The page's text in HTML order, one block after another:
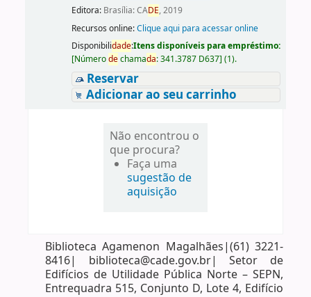
Editora: Brasília: CADE, 2019
Recursos online:Clique aqui para acessar online
Disponibilidade:Itens disponíveis para empréstimo:
[Númerodechamada:341.3787 D637] (1).
Reservar
Adicionar ao seu carrinho
Não encontrou o
que procura?
Faça uma
sugestão de
aquisição
Biblioteca Agamenon Magalhães|(61) 3221-
8416| biblioteca@cade.gov.br| Setor de
Edifícios de Utilidade Pública Norte – SEPN,
Entrequadra 515, Conjunto D, Lote 4, Edifício